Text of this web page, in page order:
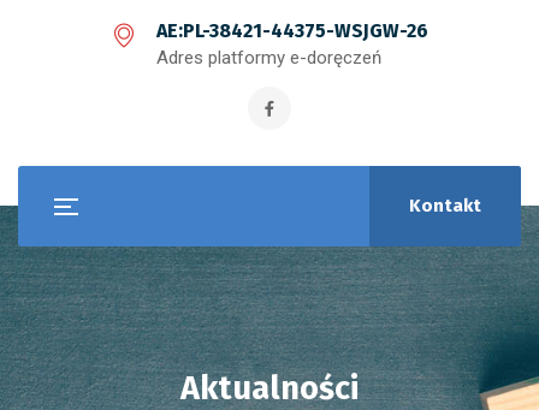
AE:PL-38421-44375-WSJGW-26
Adres platformy e-doręczeń
Kontakt
Aktualności